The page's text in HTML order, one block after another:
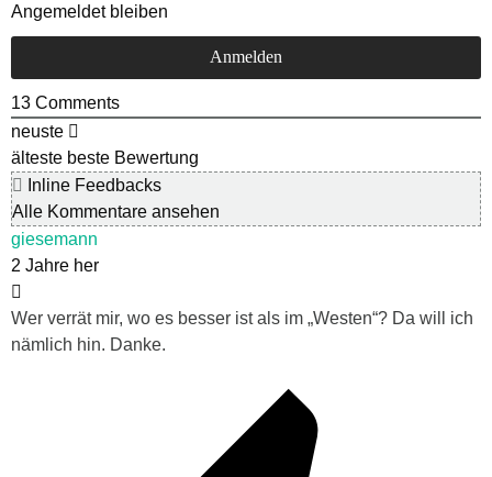
Angemeldet bleiben
13 Comments
neuste
älteste beste Bewertung
Inline Feedbacks
Alle Kommentare ansehen
giesemann
2 Jahre her
Wer verrät mir, wo es besser ist als im „Westen“? Da will ich
nämlich hin. Danke.